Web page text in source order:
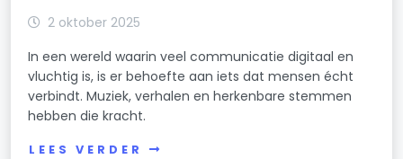
2 oktober 2025
In een wereld waarin veel communicatie digitaal en
vluchtig is, is er behoefte aan iets dat mensen écht
verbindt. Muziek, verhalen en herkenbare stemmen
hebben die kracht.
LEES VERDER